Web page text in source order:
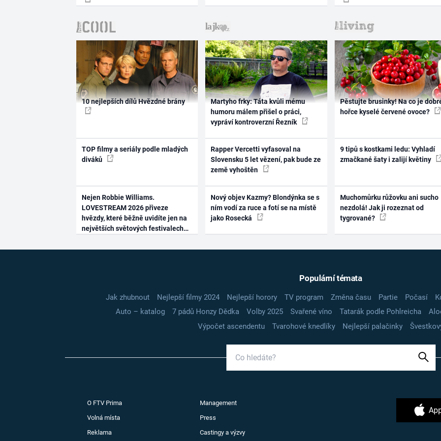
10 nejlepších dílů Hvězdné brány
TOP filmy a seriály podle mladých
diváků
Nejen Robbie Williams.
LOVESTREAM 2026 přiveze
hvězdy, které běžně uvidíte jen na
největších světových festivalech
Martyho frky: Táta kvůli mému
humoru málem přišel o práci,
vypráví kontroverzní Řezník
Rapper Vercetti vyfasoval na
Slovensku 5 let vězení, pak bude ze
země vyhoštěn
Nový objev Kazmy? Blondýnka se s
ním vodí za ruce a fotí se na místě
jako Rosecká
Pěstujte brusinky! Na co je
hořce kyselé červené ovoce?
9 tipů s kostkami ledu: Vyhladí
zmačkané šaty i zalijí květiny
Muchomůrku růžovku ani sucho
nezdolá! Jak ji rozeznat od
tygrované?
Populární témata
Jak zhubnout Nejlepší filmy 2024 Nejlepší horory TV program Změna času Partie Počasí
Auto – katalog
7 pádů Honzy Dědka Volby 2025 Svařené víno Tatarák podle Pohlreicha
Výpočet ascendentu
Tvarohové knedlíky Nejlepší palačinky
O FTV Prima Management
Volná místa Press
Reklama Castingy a výzvy